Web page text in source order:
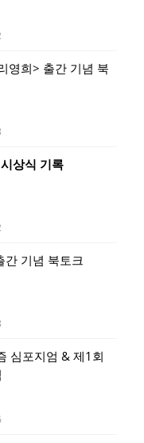
영희> 출간 기념 북
상식 기록
간 기념 북토크
심포지엄 & 제1회